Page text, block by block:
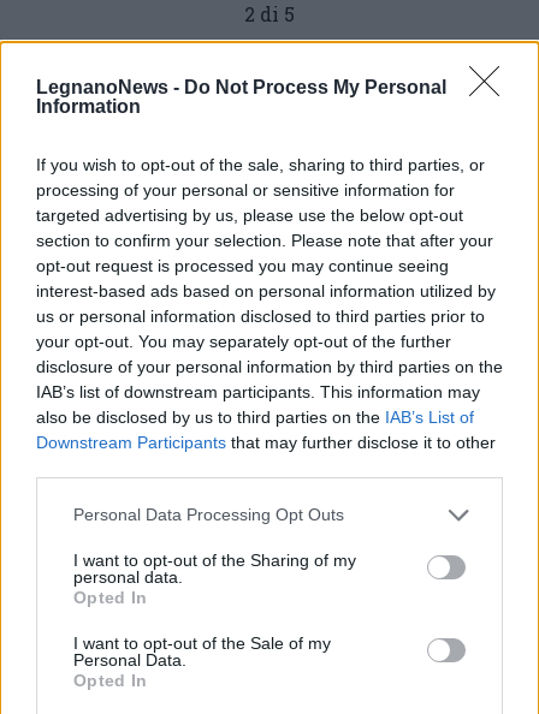
LegnanoNews - Do Not Process My Personal
Information
If you wish to opt-out of the sale, sharing to third parties, or
processing of your personal or sensitive information for
targeted advertising by us, please use the below opt-out
section to confirm your selection. Please note that after your
opt-out request is processed you may continue seeing
interest-based ads based on personal information utilized by
us or personal information disclosed to third parties prior to
your opt-out. You may separately opt-out of the further
disclosure of your personal information by third parties on the
IAB’s list of downstream participants. This information may
also be disclosed by us to third parties on the IAB’s List of
Downstream Participants that may further disclose it to other
Personal Data Processing Opt Outs
I want to opt-out of the Sharing of my
personal data.
Opted In
I want to opt-out of the Sale of my
Personal Data.
Opted In
2 di 5
Leggi l'articolo:
Cena con delitto in contrada a San Martino a Legnano con
l’associazione Oblò
Commenti